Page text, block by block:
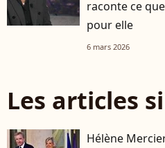
raconte ce
pour elle
6 mars 2026
Les articles
Hélène